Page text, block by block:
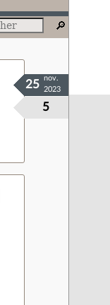
5
25
nov.
2023